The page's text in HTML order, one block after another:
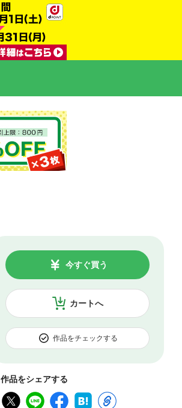
カートへ
今すぐ買う
作品をチェックする
作品をシェアする